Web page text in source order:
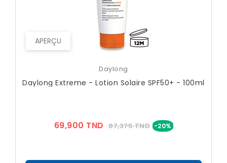
APERÇU
Daylong
Daylong Extreme - Lotion Solaire SPF50+ - 100ml
69,900 TND Prix
87,375 TND -20% Prix